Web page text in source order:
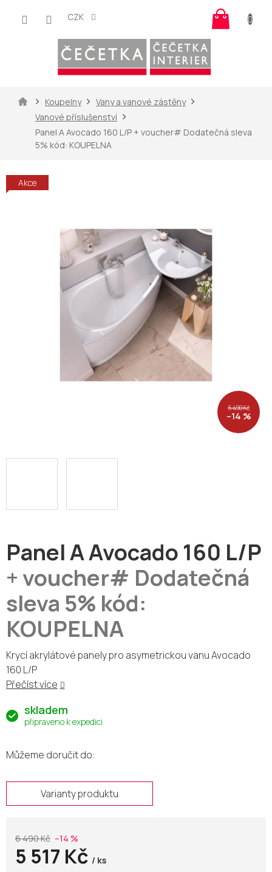
CZK
košík
DomůKoupelny
Vany a vanové zástěny
Vanové příslušenství
Panel A Avocado 160 L/P + voucher# Dodatečná sleva
5% kód: KOUPELNA
Akce
6 490 Kč
–14 %
Můžeme doručit do:
Panel A Avocado 160 L/P
+ voucher# Dodatečná
sleva 5% kód:
KOUPELNA
6 490 Kč –14 %
5 517 Kč / ks
Varianty produktu
Krycí akrylátové panely pro asymetrickou vanu Avocado
160 L/P
Přečíst více
skladem
připraveno k expedici